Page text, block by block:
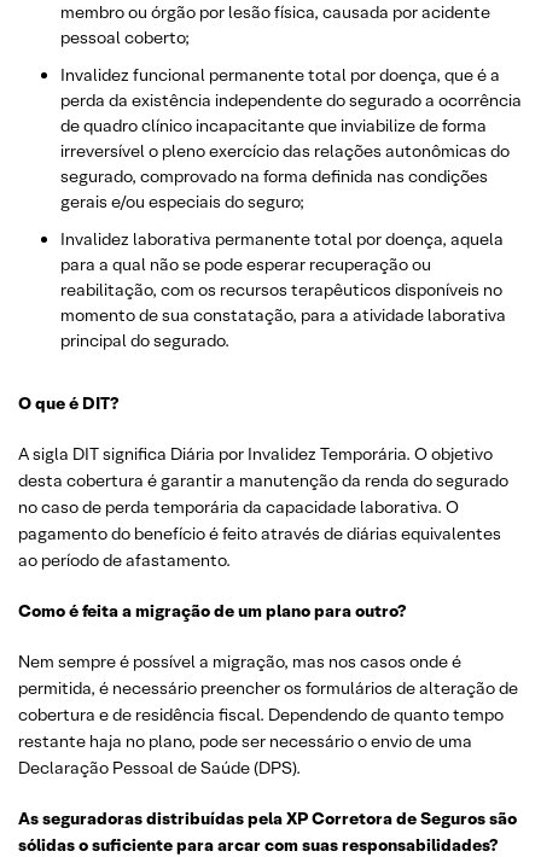
membro ou órgão por lesão física, causada por acidente
pessoal coberto;
Invalidez funcional permanente total por doença, que é a
perda da existência independente do segurado a ocorrência
de quadro clínico incapacitante que inviabilize de forma
irreversível o pleno exercício das relações autonômicas do
segurado, comprovado na forma definida nas condições
gerais e/ou especiais do seguro;
Invalidez laborativa permanente total por doença, aquela
para a qual não se pode esperar recuperação ou
reabilitação, com os recursos terapêuticos disponíveis no
momento de sua constatação, para a atividade laborativa
principal do segurado.
O que é DIT?
A sigla DIT significa Diária por Invalidez Temporária. O objetivo
desta cobertura é garantir a manutenção da renda do segurado
no caso de perda temporária da capacidade laborativa. O
pagamento do benefício é feito através de diárias equivalentes
ao período de afastamento.
Como é feita a migração de um plano para outro?
Nem sempre é possível a migração, mas nos casos onde é
permitida, é necessário preencher os formulários de alteração de
cobertura e de residência fiscal. Dependendo de quanto tempo
restante haja no plano, pode ser necessário o envio de uma
Declaração Pessoal de Saúde (DPS).
As seguradoras distribuídas pela XP Corretora de Seguros são
sólidas o suficiente para arcar com suas responsabilidades?